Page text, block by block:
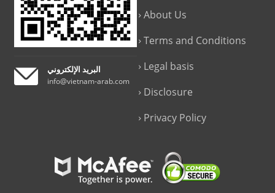
البريد الإلكتروني
info@vietnam-arab.com
About Us
Terms and Conditions
Legal basis
Disclosure
Privacy Policy